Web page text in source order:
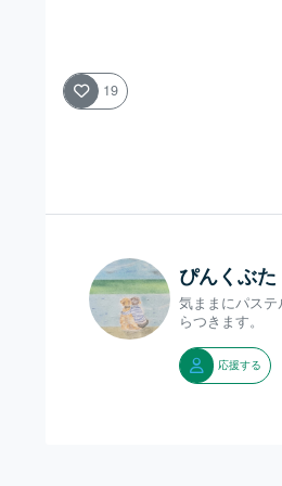
19
ぴんくぶた
気ままにパス
らつきます。
応援する